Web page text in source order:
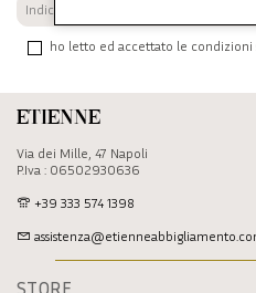
Etienne
Via dei Mille, 47 Napoli
P.Iva : 06502930636
+39 333 574 1398
STORE
ho letto ed accettato le condizioni